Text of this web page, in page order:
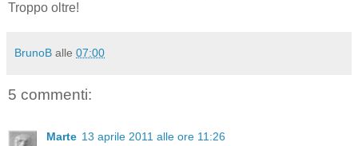
Troppo oltre!
BrunoB alle 07:00
5 commenti:
Marte 13 aprile 2011 alle ore 11:26